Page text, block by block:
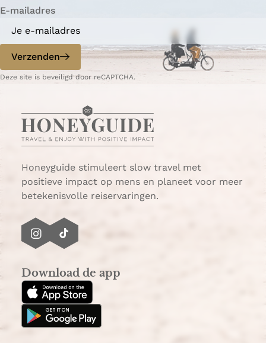
n
p
W
h
s
A
p
p
e
-
i
l
E-mailadres
Verzenden
Deze site is beveiligd door reCAPTCHA.
Honeyguide stimuleert slow travel met
positieve impact op mens en planeet voor meer
betekenisvolle reiservaringen.
I
t
a
g
r
T
T
o
k
Download de app